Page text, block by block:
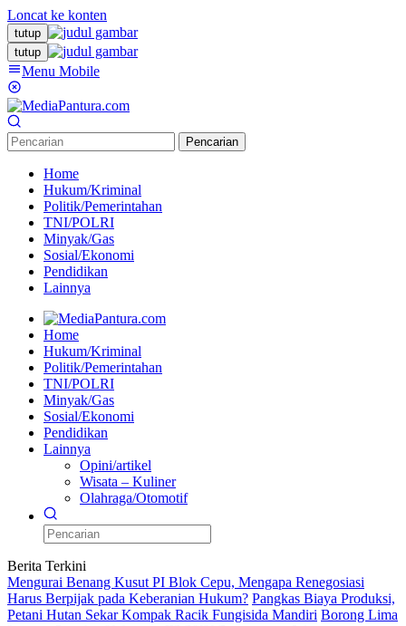
Loncat ke konten
tutup
tutup
Menu Mobile
Pencarian
Home
Hukum/Kriminal
Politik/Pemerintahan
TNI/POLRI
Minyak/Gas
Sosial/Ekonomi
Pendidikan
Lainnya
Home
Hukum/Kriminal
Politik/Pemerintahan
TNI/POLRI
Minyak/Gas
Sosial/Ekonomi
Pendidikan
Lainnya
Opini/artikel
Wisata – Kuliner
Olahraga/Otomotif
Berita Terkini
Mengurai Benang Kusut PI Blok Cepu, Mengapa Renegosiasi
Harus Berpijak pada Keberanian Hukum? Pangkas Biaya Produksi,
Petani Hutan Sekar Kompak Racik Fungisida Mandiri Borong Lima